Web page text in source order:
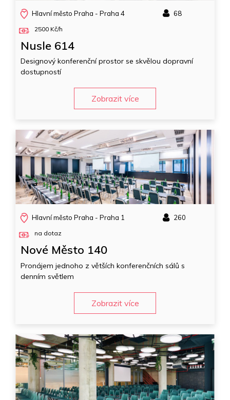
Hlavní město Praha - Praha 4 68
2500 Kč/h
Nusle 614
Designový konferenční prostor se skvělou dopravní
dostupností
Zobrazit více
Hlavní město Praha - Praha 1 260
na dotaz
Nové Město 140
Pronájem jednoho z větších konferenčních sálů s
denním světlem
Zobrazit více